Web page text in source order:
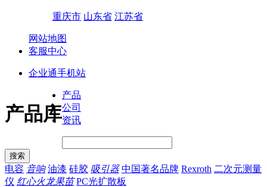
重庆市 山东省 江苏省
网站地图
客服中心
企业通手机站
产品库
产品
公司
资讯
电容 音响 油漆 硅胶 吸引器 中国著名品牌 Rexroth 二次元测量
仪 红心火龙果苗 PC光扩散板